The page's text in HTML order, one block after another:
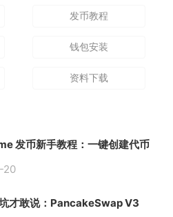
发币教程
钱包安装
资料下载
发币新手教程：一键创建代币
20
才敢说：PancakeSwap V3